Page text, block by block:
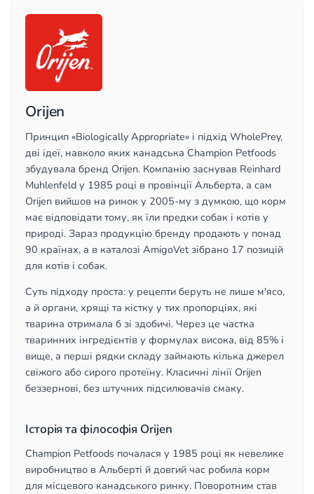
Orijen
Принцип «Biologically Appropriate» і підхід WholePrey,
дві ідеї, навколо яких канадська Champion Petfoods
збудувала бренд Orijen. Компанію заснував Reinhard
Muhlenfeld у 1985 році в провінції Альберта, а сам
Orijen вийшов на ринок у 2005-му з думкою, що корм
має відповідати тому, як їли предки собак і котів у
природі. Зараз продукцію бренду продають у понад
90 країнах, а в каталозі AmigoVet зібрано 17 позицій
для котів і собак.
Суть підходу проста: у рецепти беруть не лише м'ясо,
а й органи, хрящі та кістку у тих пропорціях, які
тварина отримала б зі здобичі. Через це частка
тваринних інгредієнтів у формулах висока, від 85% і
вище, а перші рядки складу займають кілька джерел
свіжого або сирого протеїну. Класичні лінії Orijen
беззернові, без штучних підсилювачів смаку.
Історія та філософія Orijen
Champion Petfoods почалася у 1985 році як невелике
виробництво в Альберті й довгий час робила корм
для місцевого канадського ринку. Поворотним став